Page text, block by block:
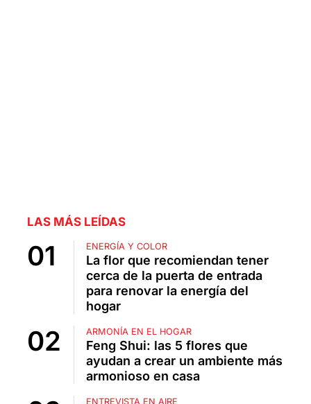
LAS MÁS LEÍDAS
ENERGÍA Y COLOR
La flor que recomiendan tener
cerca de la puerta de entrada
para renovar la energía del
hogar
ARMONÍA EN EL HOGAR
Feng Shui: las 5 flores que
ayudan a crear un ambiente más
armonioso en casa
ENTREVISTA EN AIRE